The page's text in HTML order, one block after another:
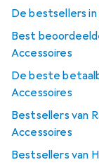
De bestsellers
Best
Accessoires
De beste
Accessoires
Bestsellers van
Accessoires
Bestsellers van